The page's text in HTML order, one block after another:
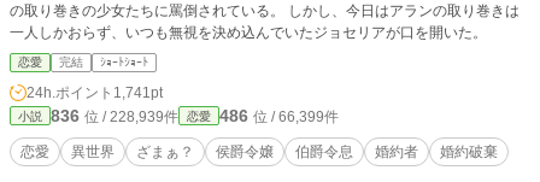
の取り巻きの少女たちに罵倒されている。 しかし、今日はアランの取り巻きは
一人しかおらず、いつも無視を決め込んでいたジョセリアが口を開いた。
恋愛 完結 ｼｮｰﾄｼｮｰﾄ
24h.ポイント 1,741pt
小説 836 位 / 228,939件 恋愛 486 位 / 66,399件
恋愛 異世界 ざまぁ？ 侯爵令嬢 伯爵令息 婚約者 婚約破棄